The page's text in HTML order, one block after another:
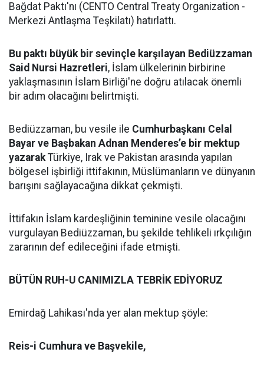
Bağdat Paktı'nı (CENTO Central Treaty Organization -
Merkezi Antlaşma Teşkilatı) hatırlattı.
Bu paktı büyük bir sevinçle karşılayan Bediüzzaman
Said Nursi Hazretleri, İslam ülkelerinin birbirine
yaklaşmasının İslam Birliği'ne doğru atılacak önemli
bir adım olacağını belirtmişti.
Bediüzzaman, bu vesile ile Cumhurbaşkanı Celal
Bayar ve Başbakan Adnan Menderes’e bir mektup
yazarakTürkiye, Irak ve Pakistan arasında yapılan
bölgesel işbirliği ittifakının, Müslümanların ve dünyanın
barışını sağlayacağına dikkat çekmişti.
İttifakın İslam kardeşliğinin teminine vesile olacağını
vurgulayan Bediüzzaman, bu şekilde tehlikeli ırkçılığın
zararının def edileceğini ifade etmişti.
BÜTÜN RUH-U CANIMIZLA TEBRİK EDİYORUZ
Emirdağ Lahikası'nda yer alan mektup şöyle:
Reis-i Cumhura ve Başvekile,